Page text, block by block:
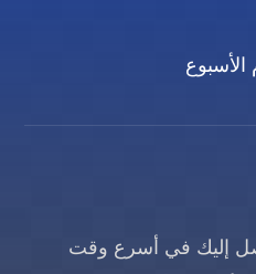
إليك في أسرع وقت